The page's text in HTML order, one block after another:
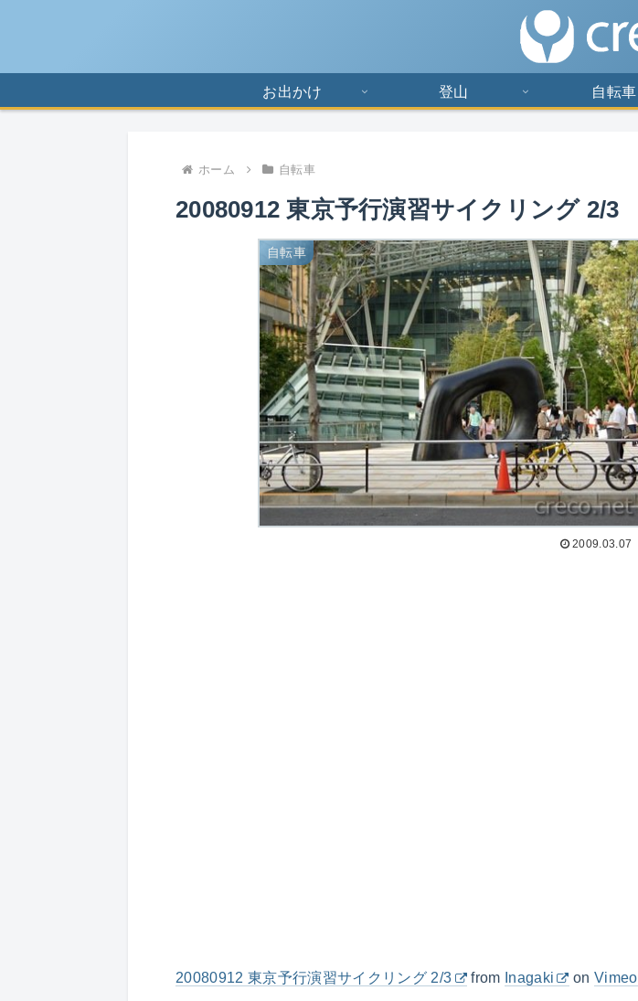
お出かけ 登山 自転車
ホーム 自転車
20080912 東京予行演習サイクリング 2/3
自転車
2009.03.07
20080912 東京予行演習サイクリング 2/3 from Inagaki on Vimeo